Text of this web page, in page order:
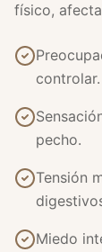
físico,
controlar.
pecho.
Tensión
Miedo